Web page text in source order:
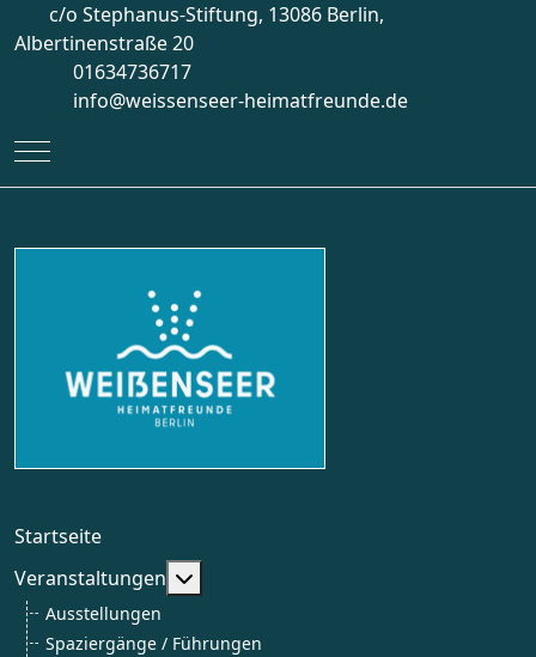
c/o Stephanus-Stiftung, 13086 Berlin,
Albertinenstraße 20
01634736717
info@weissenseer-heimatfreunde.de
Mobile Menu Toggle
Startseite
Veranstaltungen
Weitere Informationen:
Ausstellungen
Spaziergänge / Führungen